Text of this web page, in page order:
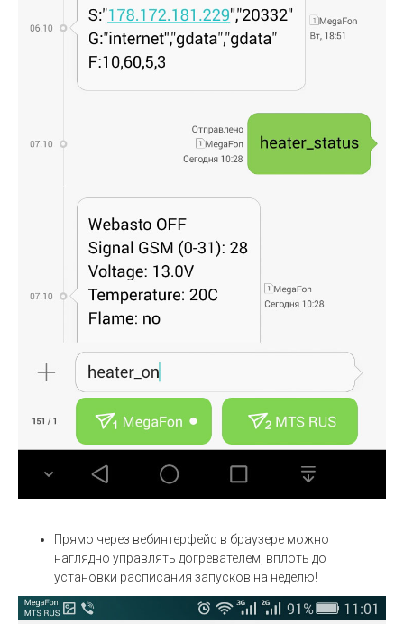
Прямо через вебинтерфейс в браузере можно
наглядно управлять догревателем, вплоть до
установки расписания запусков на неделю!